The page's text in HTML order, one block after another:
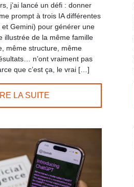
j’ai lancé un défi : donner
prompt à trois IA différentes
et Gemini) pour générer une
illustrée de la même famille
même structure, même
n’ont vraiment pas
que c’est ça, le vrai […]
LA SUITE